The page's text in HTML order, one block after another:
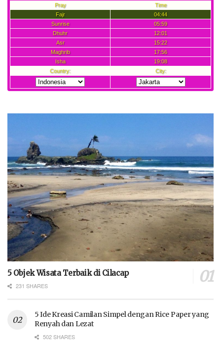
5 Objek Wisata Terbaik di Cilacap
231 SHARES
5 Ide Kreasi Camilan Simpel dengan Rice Paper yang
Renyah dan Lezat
502 SHARES